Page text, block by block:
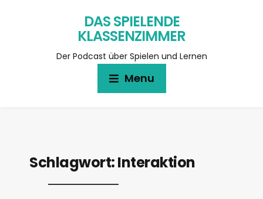
DAS SPIELENDE
KLASSENZIMMER
Der Podcast über Spielen und Lernen
Menu
Schlagwort:Interaktion